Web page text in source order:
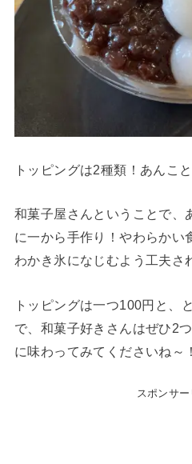
トッピングは2種類！あんこ
和菓子屋さんということで、
に一から手作り！やわらかい
わかき氷になじむよう工夫さ
トッピングは一つ100円と、
で、和菓子好きさんはぜひ2
に味わってみてくださいね～！
スポンサー